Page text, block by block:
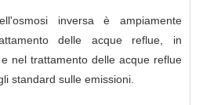
inversa è ampiamente
delle acque reflue, in
nel trattamento delle acque reflue
standard sulle emissioni.